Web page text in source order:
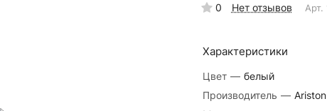
0 Нет отзывов Арт.
Характеристики
Цвет — белый
Производитель — Ariston